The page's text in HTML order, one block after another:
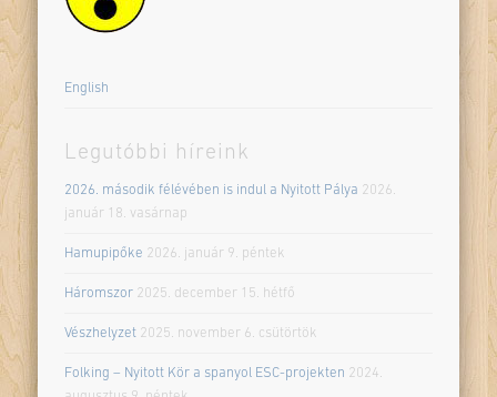
English
Legutóbbi híreink
2026. második félévében is indul a Nyitott Pálya 2026.
január 18. vasárnap
Hamupipőke 2026. január 9. péntek
Háromszor 2025. december 15. hétfő
Vészhelyzet 2025. november 6. csütörtök
Folking – Nyitott Kör a spanyol ESC-projekten 2024.